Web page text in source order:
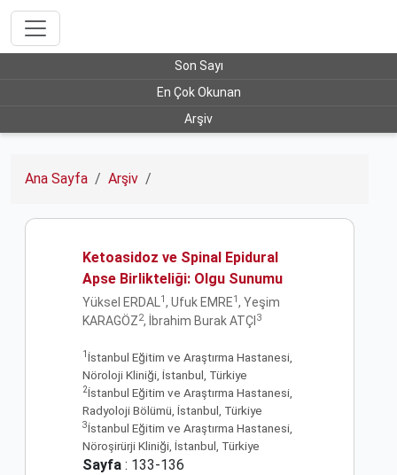
Son Sayı
En Çok Okunan
Arşiv
Ana Sayfa Arşiv
Ketoasidoz ve Spinal Epidural
Apse Birlikteliği: Olgu Sunumu
Yüksel ERDAL1 , Ufuk EMRE1 , Yeşim
KARAGÖZ2, İbrahim Burak ATÇI 3
1 İstanbul Eğitim ve Araştırma Hastanesi,
Nöroloji Kliniği, İstanbul, Türkiye
2İstanbul Eğitim ve Araştırma Hastanesi,
Radyoloji Bölümü, İstanbul, Türkiye
3İstanbul Eğitim ve Araştırma Hastanesi,
Nöroşirürji Kliniği, İstanbul, Türkiye
Sayfa : 133-136